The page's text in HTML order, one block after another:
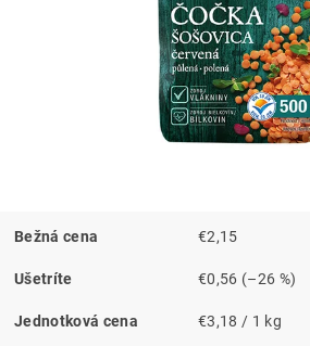
Bežná cena €2,15
Ušetríte €0,56 (–26 %)
Jednotková cena €3,18 / 1 kg